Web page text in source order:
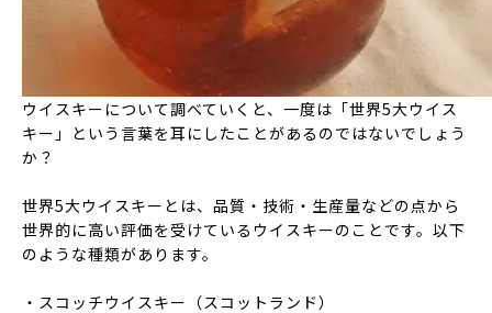
ウイスキーについて調べていくと、一度は「世界5大ウイス
キー」という言葉を耳にしたことがあるのではないでしょう
か？
世界5大ウイスキーとは、品質・技術・生産量などの点から
世界的に高い評価を受けているウイスキーのことです。以下
のような種類があります。
・スコッチウイスキー（スコットランド）